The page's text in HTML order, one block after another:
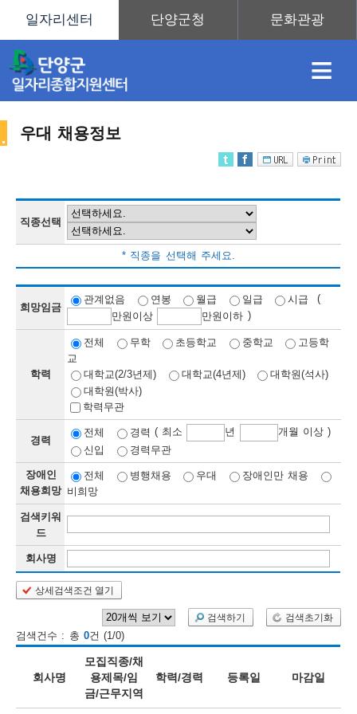
≡
보
보
련
정
우
미
내
우대 채용정보
직종선택
* 직종을 선택해 주세요.
희망임금
관계없음 연봉 월급 일급 시급
(
만원이상 만원이하 )
학력
전체 무학 초등학교 중학교
고등학
교
대학교(2/3년제)
대학교(4년제)
대학원(석사)
대학원(박사)
학력무관
경력
전체 경력 ( 최소 년
개월 이상 )
신입
경력무관
장애인
채용희망
전체 병행채용 우대
장애인만 채용
비희망
검색키워
드
회사명
상세검색조건 열기
검색하기 검색초기화
검색건수 : 총 0건 (1/0)
회사명
모집직종/채
용제목/임
금/근무지역
학력/경력 등록일 마감일
채
용
보
오
등